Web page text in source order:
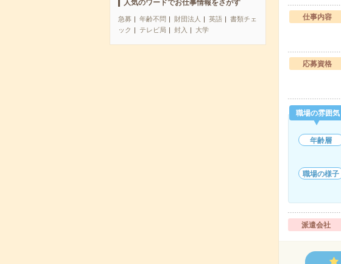
人気のワードでお仕事情報をさがす
急募 年齢不問 財団法人 英語
書類チェ
ック
テレビ局 封入 大学
仕事内容
応募資格
職場の雰囲気
年齢層
職場の様子
派遣会社